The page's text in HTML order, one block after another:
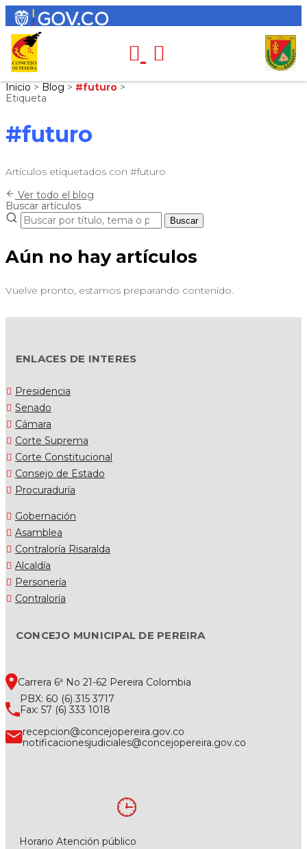
Inicio > Blog > #futuro >
Etiqueta
#futuro
Artículos etiquetados con #futuro
Ver todo el blog
Buscar artículos
Buscar
Aún no hay artículos
Vuelve pronto, estamos preparando contenido.
ENLACES DE INTERES
Presidencia
Senado
Cámara
Corte Suprema
Corte Constitucional
Consejo de Estado
Procuraduría
Gobernación
Asamblea
Contraloría Risaralda
Alcaldía
Personería
Contraloría
CONCEJO MUNICIPAL DE PEREIRA
Carrera 6ª No 21-62 Pereira Colombia
PBX: 60 (6) 315 3717
Fax: 57 (6) 333 1018
recepcion@concejopereira.gov.co
notificacionesjudiciales@concejopereira.gov.co
Horario Atención público